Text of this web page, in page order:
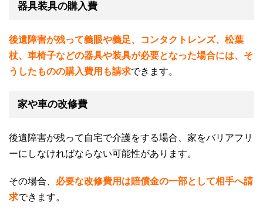
器具装具の購入費
後遺障害が残って義眼や義足、コンタクトレンズ、松葉
杖、車椅子などの器具や装具が必要となった場合には、そ
うしたものの購入費用も請求できます。
家や車の改修費
後遺障害が残って自宅で介護をする場合、家をバリアフリ
ーにしなければならない可能性があります。
その場合、 必要な改修費用は賠償金の一部として相手へ請
求できます。